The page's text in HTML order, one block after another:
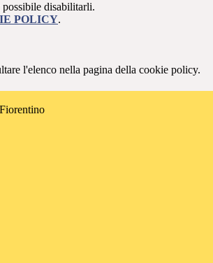
disabilitarli.
POLICY.
l'elenco nella pagina della cookie policy.